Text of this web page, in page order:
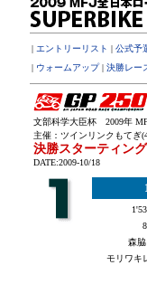
| エントリーリスト | 公式予
| ウォームアップ| 決勝レー
文部科学大臣杯 2009年
主催：ツインリンクもてぎ
決勝スターティン
DATE:2009-10/18
森
モリワキ